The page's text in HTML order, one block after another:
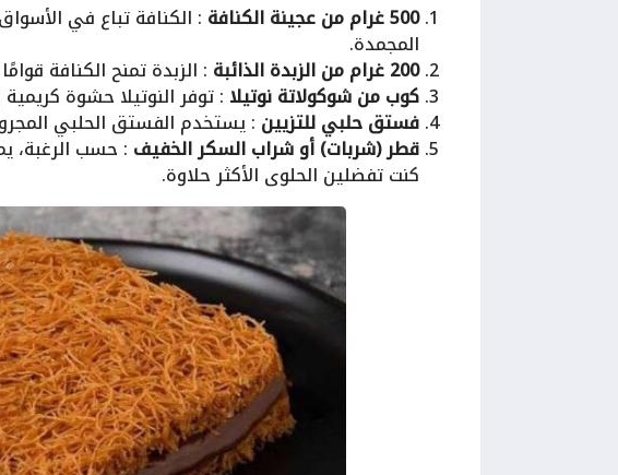
500 غرام من عجينة الكنافة
: الكنافة تباع في
المجمدة.
200 غرام من الزبدة الذائبة : الزبدة تمنح الكنافة
كوب من شوكولاتة نوتيلا : توفر النوتيلا حشوة كريمية
فستق حلبي للتزيين : يستخدم الفستق الحلبي
قطر (شربات) أو شراب السكر الخفيف : حسب الرغبة،
كنت تفضلين الحلوى الأكثر حلاوة.